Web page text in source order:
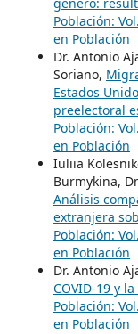
Población:
en Población
Dr. Antonio
Soriano,
Estados
preelectoral
Población:
en Población
Iuliia
Burmykina,
Análisis
extranjera
Población:
en Población
Dr. Antonio
COVID-19 y
Población:
en Población